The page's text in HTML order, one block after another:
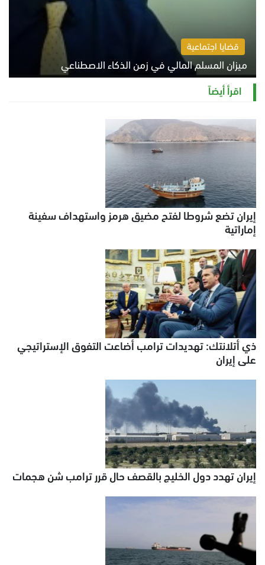
قضايا اجتماعية
ميزان المسلم المالي في زمن الذكاء الاصطناعي
السبت 8 أغسطس 2026 11:21 ص
اقرأ أيضاً
إيران تضع شروطا لفتح مضيق هرمز واستهداف سفينة
إماراتية
ذي أتلانتك: تهديدات ترامب أضاعت التفوق الإستراتيجي
على إيران
إيران تهدد دول الخليج بالقصف حال قرر ترامب شن هجمات